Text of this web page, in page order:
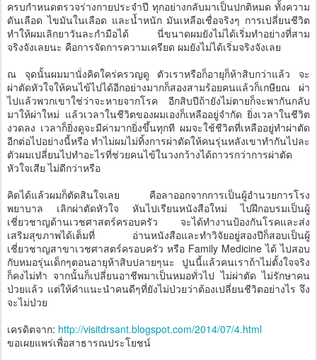
ครบกำหนดตรวจร่างกายประจำปี ทุกอย่างกลับมาเป็นปกติหมด ทั้งความ
ดันเลือด ไขมันในเลือด และน้ำหนัก มันเหลือเชื่อจริงๆ การเปลี่ยนชีวิต
ทำให้ผมเลิกยาวันละกำมือได้ นี่ขนาดผมยังไม่ได้เริ่มทำอย่างที่สาม
จริงจังเลยนะ คือการจัดการความเครียด ผมยังไม่ได้เริ่มจริงจังเลย
ณ จุดนั้นผมมานั่งคิดใคร่ครวญดู ตัวเราหรือก็อายุก็ห้าสิบกว่าแล้ว จะ
ผ่าตัดหัวใจให้คนไข้ไปได้อีกอย่างมากก็สองสามร้อยคนแล้วก็เกษียณ ผ่า
ไปแล้วพวกเขาใช่ว่าจะหายจากโรค อีกสิบปีถ้ายังไม่ตายก็จะพากันกลับ
มาให้ผ่าใหม่ แล้วเวลาในชีวิตของผมเองก็เหลืออยู่จำกัด ยิ่งเวลาในชีวิต
งวดลง เวลาก็ยิ่งดูจะมีค่ามากยิ่งขึ้นทุกที ผมจะใช้ชีวิตที่เหลืออยู่ทำผ่าตัด
อีกต่อไปอย่างนี้หรือ ทำไม่ผมไม่ทิ้งการผ่าตัดให้คนรุ่นหลังเขาทำกันไปละ
ตัวผมเปลี่ยนไปทำอะไรที่ช่วยคนไข้ในวงกว้างได้ถาวรกว่าการผ่าตัด
หัวใจเสีย ไม่ดีกว่าหรือ
คิดได้แล้วผมก็ตัดสินใจเลย คือลาออกจากการเป็นผู้อำนวยการโรง
พยาบาล เลิกผ่าตัดหัวใจ หันไปเรียนหนังสือใหม่ ไปฝึกอบรมเป็นผู้
เชี่ยวชาญด้านเวชศาสตร์ครอบครัว จะได้ทำงานป้องกันโรคและส่ง
เสริมสุขภาพได้เต็มที่ อ่านหนังสือและทำวิจัยอยู่สองปีก็สอบเป็นผู้
เชี่ยวชาญสาขาเวชศาสตร์ครอบครัว หรือ Family Medicine ได้ ไปสอบ
กับหมอรุ่นเด็กๆตอนอายุห้าสิบปลายๆนะ ปูนนี้แล้วคนเราถ้าไม่ตั้งใจจริง
ก็คงไม่ทำ จากนั้นก็เปลี่ยนอาชีพมาเป็นหมอทั่วไป ไม่ผ่าตัด ไม่รักษาคน
ป่วยแล้ว แต่ให้คำแนะนำคนดีๆที่ยังไม่ป่วยว่าต้องเปลี่ยนชีวิตอย่างไร จึง
จะไม่ป่วย
เครดิตจาก: http://visitdrsant.blogspot.com/2014/07/4.html
ขอเผยแพร่เพื่อสาธารณประโยชน์